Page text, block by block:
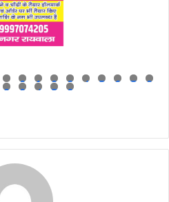
0 1 2 3 4 5 6 7 8
2 3 4 5 6